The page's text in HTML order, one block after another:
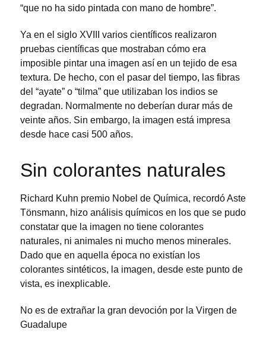
“que no ha sido pintada con mano de hombre”.
Ya en el siglo XVIII varios científicos realizaron
pruebas científicas que mostraban cómo era
imposible pintar una imagen así en un tejido de esa
textura. De hecho, con el pasar del tiempo, las fibras
del “ayate” o “tilma” que utilizaban los indios se
degradan. Normalmente no deberían durar más de
veinte años. Sin embargo, la imagen está impresa
desde hace casi 500 años.
Sin colorantes naturales
Richard Kuhn premio Nobel de Química, recordó Aste
Tönsmann, hizo análisis químicos en los que se pudo
constatar que la imagen no tiene colorantes
naturales, ni animales ni mucho menos minerales.
Dado que en aquella época no existían los
colorantes sintéticos, la imagen, desde este punto de
vista, es inexplicable.
No es de extrañar la gran devoción por la Virgen de
Guadalupe